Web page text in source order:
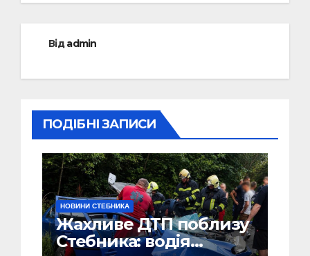
Відadmin
ПОДІБНІ ЗАПИСИ
НОВИНИ СТЕБНИКА
Жахливе ДТП поблизу
Стебника: водія